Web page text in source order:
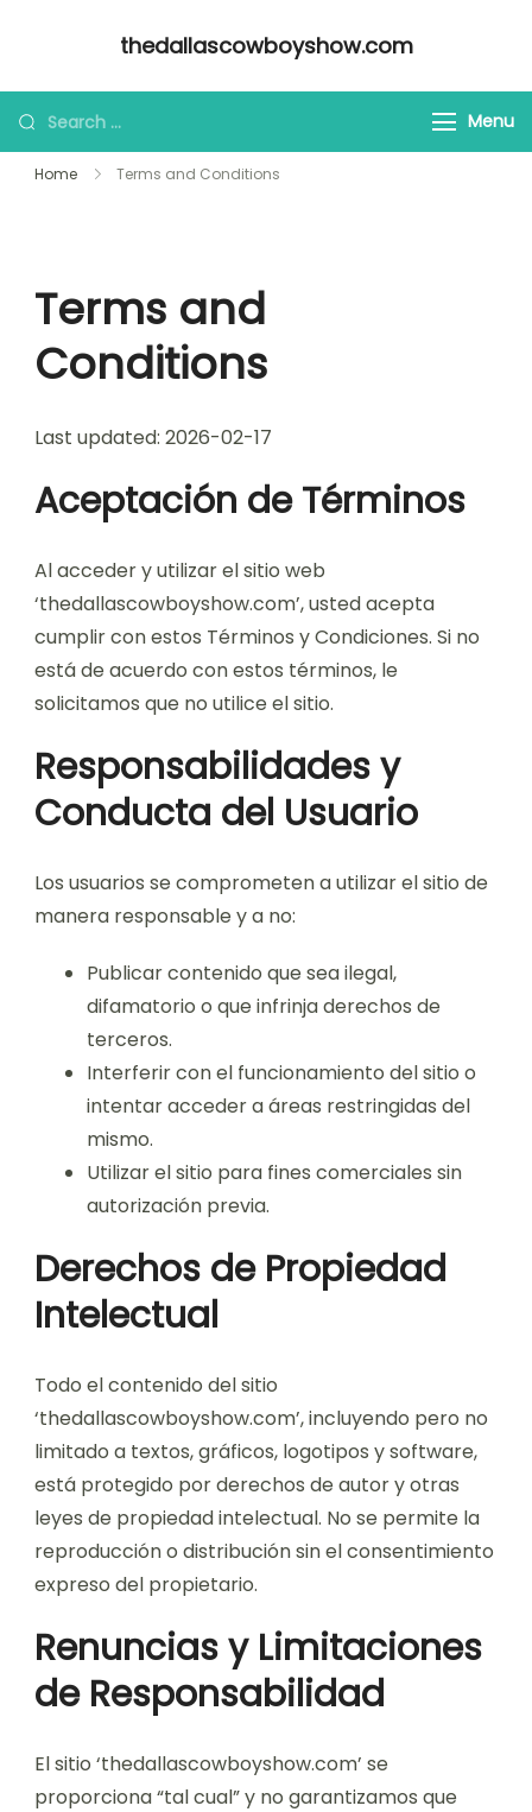
thedallascowboyshow.com
Looking
for
Something?
Menu
Home Terms and Conditions
Terms and
Conditions
Last updated: 2026-02-17
Aceptación de Términos
Al acceder y utilizar el sitio web
‘thedallascowboyshow.com’, usted acepta
cumplir con estos Términos y Condiciones. Si no
está de acuerdo con estos términos, le
solicitamos que no utilice el sitio.
Responsabilidades y
Conducta del Usuario
Los usuarios se comprometen a utilizar el sitio de
manera responsable y a no:
Publicar contenido que sea ilegal,
difamatorio o que infrinja derechos de
terceros.
Interferir con el funcionamiento del sitio o
intentar acceder a áreas restringidas del
mismo.
Utilizar el sitio para fines comerciales sin
autorización previa.
Derechos de Propiedad
Intelectual
Todo el contenido del sitio
‘thedallascowboyshow.com’, incluyendo pero no
limitado a textos, gráficos, logotipos y software,
está protegido por derechos de autor y otras
leyes de propiedad intelectual. No se permite la
reproducción o distribución sin el consentimiento
expreso del propietario.
Renuncias y Limitaciones
de Responsabilidad
El sitio ‘thedallascowboyshow.com’ se
proporciona “tal cual” y no garantizamos que